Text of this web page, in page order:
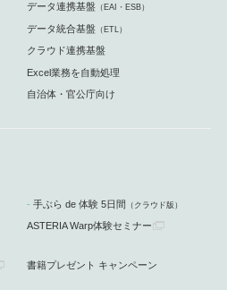
データ連携基盤 （EAI・ESB）
データ統合基盤 （ETL）
クラウド連携基盤
Excel業務を自動処理
自治体・官公庁向け
手ぶら de 体験 5日間 （クラウド版）
ASTERIA Warp体験セミナー
書籍プレゼント キャンペーン